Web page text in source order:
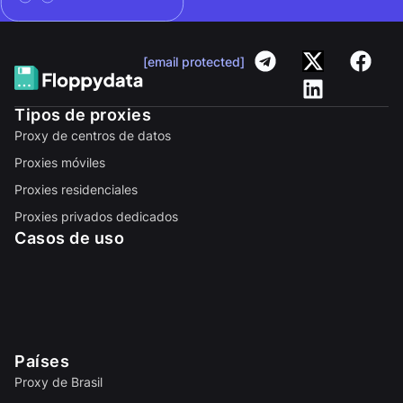
[email protected]
Tipos de proxies
Proxy de centros de datos
Proxies móviles
Proxies residenciales
Proxies privados dedicados
Casos de uso
Países
Proxy de Brasil